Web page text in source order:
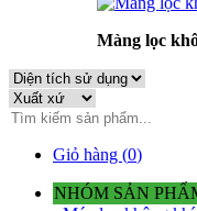
Màng lọc
Giỏ hàng (0)
NHÓM SẢN